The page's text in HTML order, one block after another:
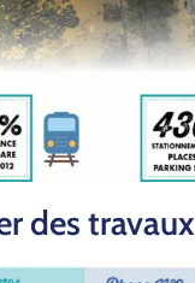
des travaux